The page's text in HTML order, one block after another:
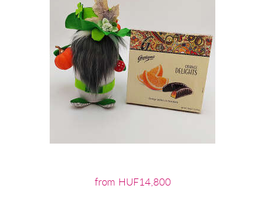
from HUF14,800